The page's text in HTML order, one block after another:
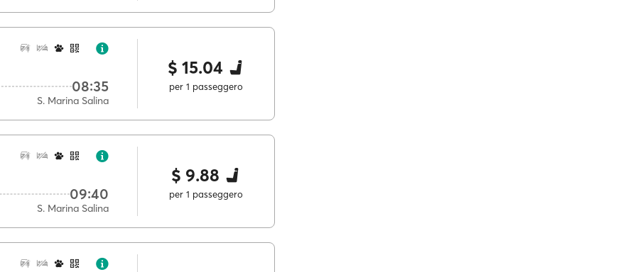
08:35
S. Marina Salina
$ 15.04
per 1 passeggero
09:40
S. Marina Salina
$ 9.88
per 1 passeggero